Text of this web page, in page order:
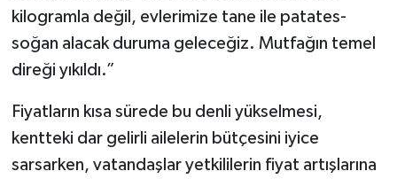
kilogramla değil, evlerimize tane ile patates-
soğan alacak duruma geleceğiz. Mutfağın temel
direği yıkıldı.”
Fiyatların kısa sürede bu denli yükselmesi,
kentteki dar gelirli ailelerin bütçesini iyice
sarsarken, vatandaşlar yetkililerin fiyat artışlarına